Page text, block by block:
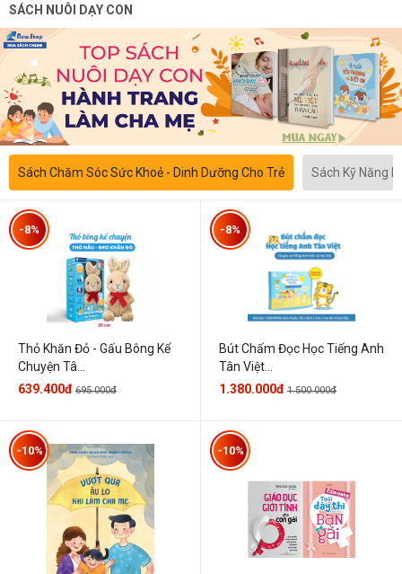
SÁCH NUÔI DẠY CON
Sách Chăm Sóc Sức Khoẻ - Dinh Dưỡng Cho Trẻ Sách Kỹ Năng
Thỏ Khăn Đỏ - Gấu Bông Kể
Chuyện Tâ...
-8%
639.400đ 695.000đ
Bút Chấm Đọc Học Tiếng Anh
Tân Việt...
-8%
1.380.000đ 1.500.000đ
-10% -10%